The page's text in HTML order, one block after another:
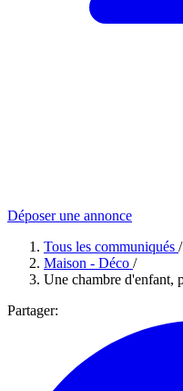
Déposer une annonce
Tous les communiqués /
Maison - Déco /
Une chambre d'enfant,
Partager: